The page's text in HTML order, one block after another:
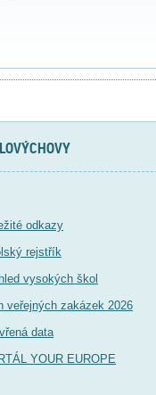
odkazy
rejstřík
vysokých škol
veřejných zakázek 2026
data
YOUR EUROPE